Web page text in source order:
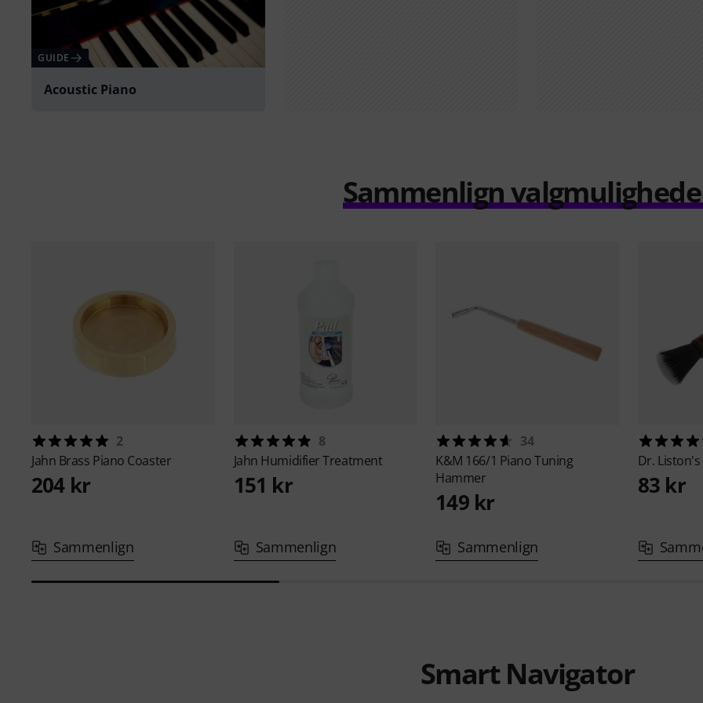
GUIDE
Acoustic Piano
Sammenlign
2
Jahn Brass Piano Coaster
204 kr
Sammenlign
8
Jahn Humidifier Treatment
151 kr
Sammenlign
34
K&M 166/1 Piano Tuning
Hammer
149 kr
Sammenlign
Dr. Liston's
83 kr
Smart Navigator